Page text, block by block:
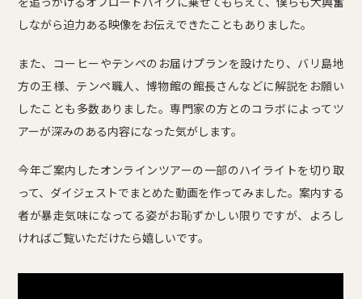
しながら迫力ある映像をお伝えできたこともありました。
また、コーヒーやテンペのお届けプランを設けたり、バリ島地
方の王様、テンペ職人、博物館の館長さんなどに解説をお願い
したことも多数ありました。専門家の方とのコラボによってツ
アーが深みのある内容になった気がします。
今年ご案内したオンラインツアーの一部のハイライトを切り取
って、ダイジェストでまとめた動画を作ってみました。案内する
者が暴走気味になってる姿がお恥ずかしい限りですが、よろし
ければご覧いただけたら嬉しいです。